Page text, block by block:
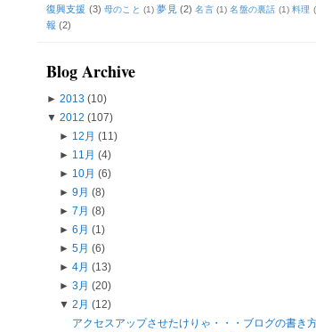
復興支援 (3) 母のこと (1) 夢見 (2) 名言 (1) 名盤の裏話 (1) 料理
報 (2)
Blog Archive
► 2013 (10)
▼ 2012 (107)
► 12月 (11)
► 11月 (4)
► 10月 (6)
► 9月 (8)
► 7月 (8)
► 6月 (1)
► 5月 (6)
► 4月 (13)
► 3月 (20)
▼ 2月 (12)
アクセスアップさせたけりゃ・・・ブログの書き